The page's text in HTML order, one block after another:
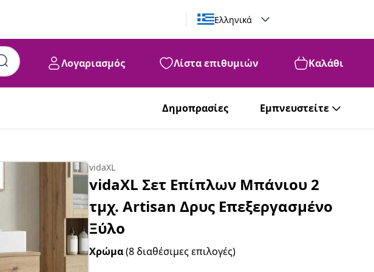
Ελληνικά
Λογαριασμός Λίστα επιθυμιών Καλάθι
Δημοπρασίες Εμπνευστείτε
vidaXL
vidaXL Σετ Επίπλων Μπάνιου 2
τμχ. Artisan Δρυς Επεξεργασμένο
Ξύλο
Χρώμα(8 διαθέσιμες επιλογές)